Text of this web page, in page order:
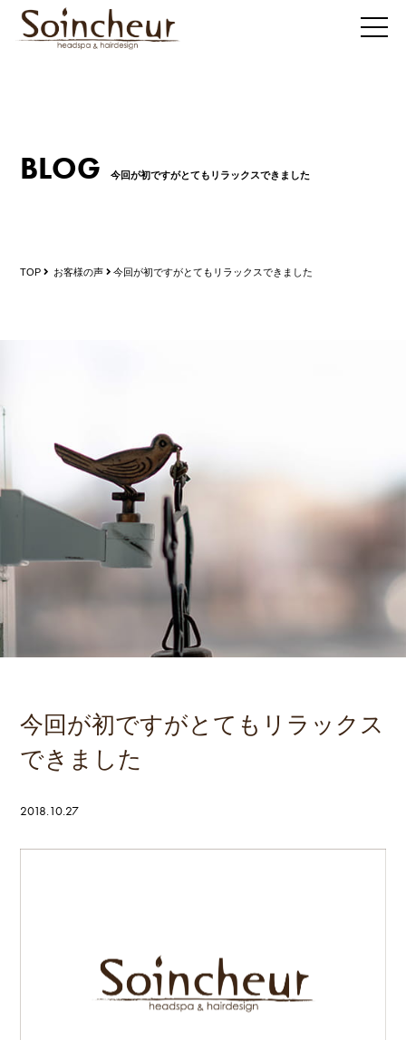
BLOG 今回が初ですがとてもリラックスできました
TOP お客様の声 今回が初ですがとてもリラックスできました
今回が初ですがとてもリラックス
できました
2018.10.27